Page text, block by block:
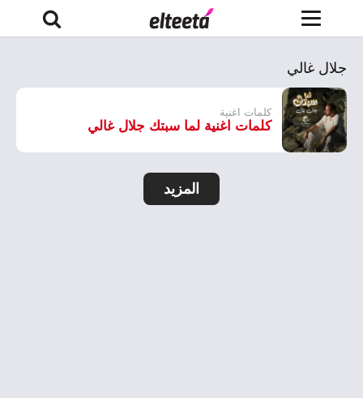
جلال غالي
كلمات اغنية
كلمات اغنية لما سبتك جلال غالي
المزيد